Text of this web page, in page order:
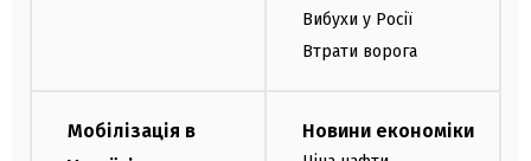
Вибухи у Росії
Втрати ворога
Мобілізація в
Новини економіки